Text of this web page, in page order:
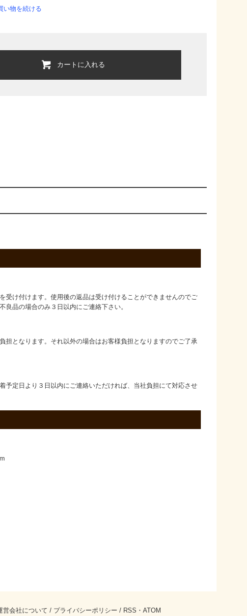
い物を続ける
カートに入れる
受け付けます。使用後の返品は受け付けることができませんのでご
良品の場合のみ３日以内にご連絡下さい。
担となります。それ以外の場合はお客様負担となりますのでご了承
予定日より３日以内にご連絡いただければ、当社負担にて対応させ
営会社について / プライバシーポリシー / RSS ・ ATOM